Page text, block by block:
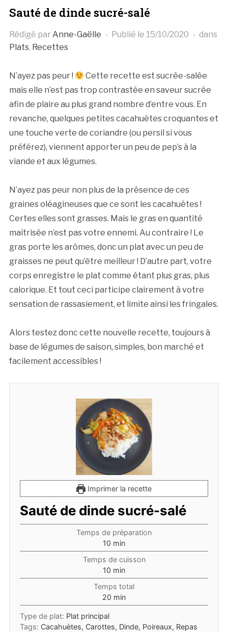
Sauté de dinde sucré-salé
Rédigé par Anne-Gaëlle Publié le 15/10/2020
dans
Plats, Recettes
N’ayez pas peur !
Cette recette est sucrée-salée
mais elle n’est pas trop contrastée en saveur sucrée
afin de plaire au plus grand nombre d’entre vous. En
revanche, quelques petites cacahuètes croquantes et
une touche verte de coriandre (ou persil si vous
préférez), viennent apporter un peu de pep’s à la
viande et aux légumes.
N’ayez pas peur non plus de la présence de ces
graines oléagineuses que ce sont les cacahuètes !
Certes elles sont grasses. Mais le gras en quantité
maîtrisée n’est pas votre ennemi. Au contraire ! Le
gras porte les arômes, donc un plat avec un peu de
graisses ne peut qu’être meilleur ! D’autre part, votre
corps enregistre le plat comme étant plus gras, plus
calorique. Et tout ceci participe clairement à votre
sensation de rassasiement, et limite ainsi les fringales.
Alors testez donc cette nouvelle recette, toujours à
base de légumes de saison, simples, bon marché et
facilement accessibles !
Imprimer la recette
Sauté de dinde sucré-salé
Temps de préparation
10 minutes
min
Temps de cuisson
10 minutes
min
Temps total
20 minutes
min
Type de plat: Plat principal
Tags: Cacahuètes, Carottes, Dinde, Poireaux, Repas